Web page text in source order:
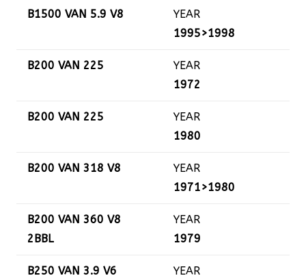
B1500 VAN 5.9 V8
YEAR
1995>1998
B200 VAN 225
YEAR
1972
B200 VAN 225
YEAR
1980
B200 VAN 318 V8
YEAR
1971>1980
B200 VAN 360 V8
2BBL
YEAR
1979
B250 VAN 3.9 V6
YEAR